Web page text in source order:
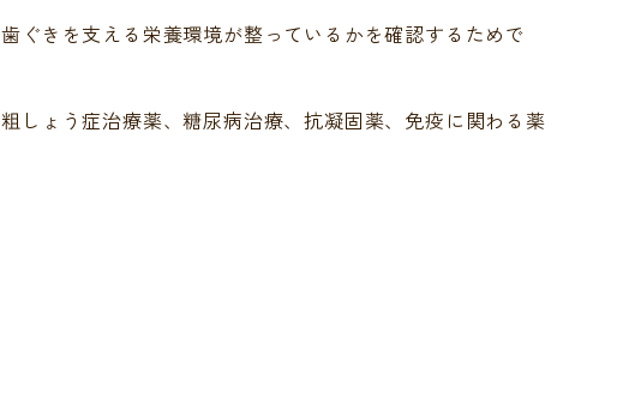
ぐきを支える栄養環境が整っているかを確認するためで
しょう症治療薬、糖尿病治療、抗凝固薬、免疫に関わる薬